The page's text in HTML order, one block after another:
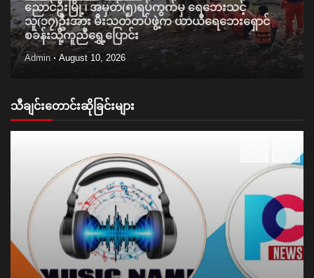
ညောင်ဦးမြို့၊ အမှတ်(၅)ရပ်ကွက်မှ ရေဘေးသင့်
သူ(၁၇)ဦးအား မီးသတ်တပ်ဖွဲ့က ယာယီရေဘေးရှောင်
စခန်းသို့ကူညီရွှေ့ပြောင်း
Admin August 10, 2026
သီချင်းတောင်းဆိုခြင်းများ